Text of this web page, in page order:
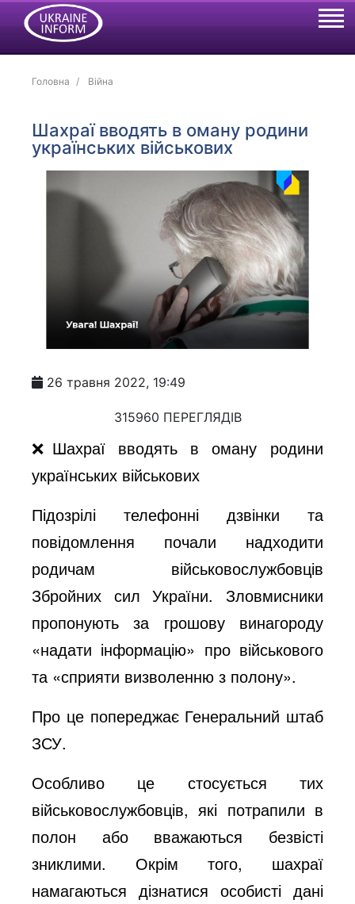
Головна Війна
Шахраї вводять в оману родини
українських військових
26 травня 2022, 19:49
315960 ПЕРЕГЛЯДІВ
❌Шахраї вводять в оману родини
українських військових
Підозрілі телефонні дзвінки та
повідомлення почали надходити
родичам військовослужбовців
Збройних сил України. Зловмисники
пропонують за грошову винагороду
«надати інформацію» про військового
та «сприяти визволенню з полону».
Про це попереджає Генеральний штаб
ЗСУ.
Особливо це стосується тих
військовослужбовців, які потрапили в
полон або вважаються безвісті
зниклими. Окрім того, шахраї
намагаються дізнатися особисті дані